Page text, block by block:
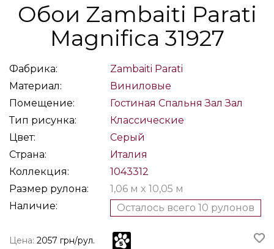
Обои Zambaiti Parati
Magnifica 31927
Фабрика:
Zambaiti Parati
Материал:
Виниловые
Помещение:
Гостиная Спальня Зал Зал
Тип рисунка:
Классические
Цвет:
Серый
Страна:
Италия
Коллекция:
1043312
Размер рулона:
1,06 м x 10,05 м
Наличие:
Осталось всего 10 рулонов
Цена: 2057 грн/рул.